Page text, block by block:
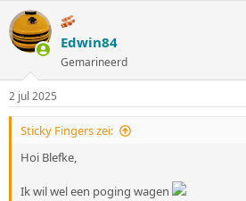
r
d
e
i
n
g
e
n
Edwin84
Gemarineerd
2 jul 2025
Sticky Fingers zei:
Hoi Blefke,
Ik wil wel een poging wagen